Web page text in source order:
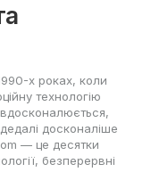
х роках, коли
технологію
вдосконалюється,
досконаліше
— це десятки
безперервні